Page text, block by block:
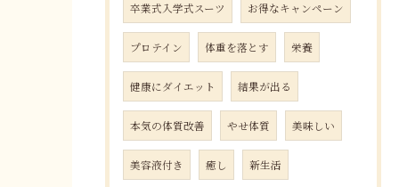
卒業式入学式スーツ お得なキャンペーン
プロテイン 体重を落とす 栄養
健康にダイエット 結果が出る
本気の体質改善 やせ体質 美味しい
美容液付き 癒し 新生活